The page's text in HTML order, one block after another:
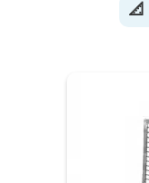
📐